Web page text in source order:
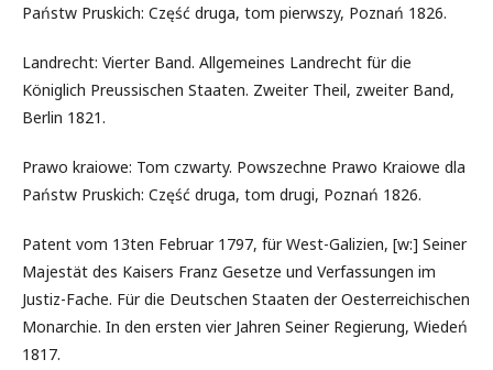
Państw Pruskich: Część druga, tom pierwszy, Poznań 1826.
Landrecht: Vierter Band. Allgemeines Landrecht für die
Königlich Preussischen Staaten. Zweiter Theil, zweiter Band,
Berlin 1821.
Prawo kraiowe: Tom czwarty. Powszechne Prawo Kraiowe dla
Państw Pruskich: Część druga, tom drugi, Poznań 1826.
Patent vom 13ten Februar 1797, für West-Galizien, [w:] Seiner
Majestät des Kaisers Franz Gesetze und Verfassungen im
Justiz-Fache. Für die Deutschen Staaten der Oesterreichischen
Monarchie. In den ersten vier Jahren Seiner Regierung, Wiedeń
1817.